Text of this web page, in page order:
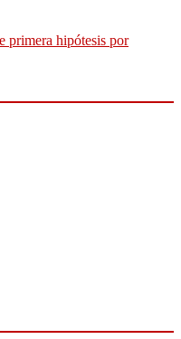
primera hipótesis por